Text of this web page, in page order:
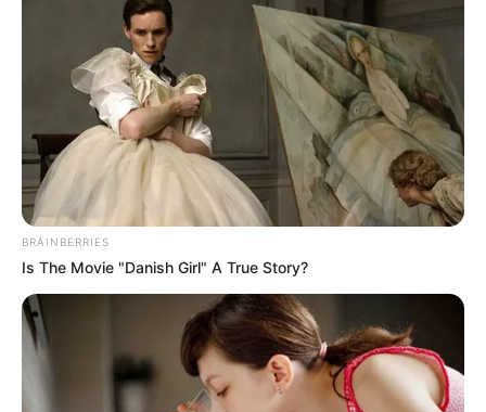
(foto: migardener)
9. Walaupun luarnya tampak hijau muda, tapi
varietas sweet princess ini memiliki rasa yang manis
BRAINBERRIES
Is The Movie "Danish Girl" A True Story?